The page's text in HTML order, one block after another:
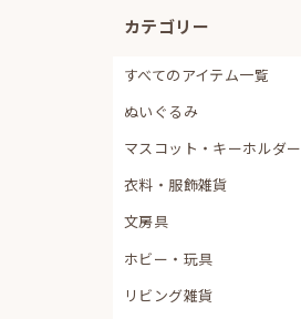
カテゴリー
すべてのアイテム一覧
ぬいぐるみ
マスコット・キーホルダー
衣料・服飾雑貨
文房具
ホビー・玩具
リビング雑貨